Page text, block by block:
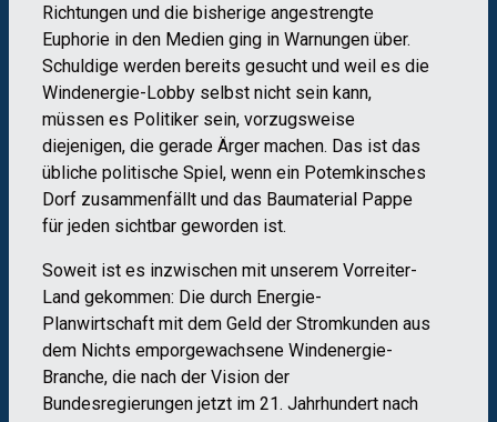
Richtungen und die bisherige angestrengte
Euphorie in den Medien ging in Warnungen über.
Schuldige werden bereits gesucht und weil es die
Windenergie-Lobby selbst nicht sein kann,
müssen es Politiker sein, vorzugsweise
diejenigen, die gerade Ärger machen. Das ist das
übliche politische Spiel, wenn ein Potemkinsches
Dorf zusammenfällt und das Baumaterial Pappe
für jeden sichtbar geworden ist.
Soweit ist es inzwischen mit unserem Vorreiter-
Land gekommen: Die durch Energie-
Planwirtschaft mit dem Geld der Stromkunden aus
dem Nichts emporgewachsene Windenergie-
Branche, die nach der Vision der
Bundesregierungen jetzt im 21. Jahrhundert nach